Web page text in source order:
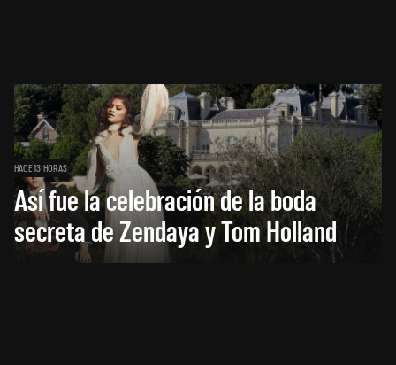
HACE 13 HORAS
Así fue la celebración de la boda
secreta de Zendaya y Tom Holland